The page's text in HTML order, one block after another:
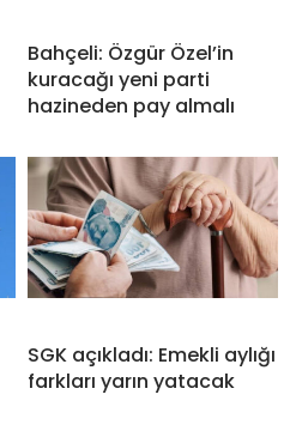
Bahçeli: Özgür Özel’in
kuracağı yeni parti
hazineden pay almalı
SGK açıkladı: Emekli aylığı
farkları yarın yatacak